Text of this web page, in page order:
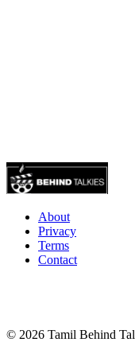
About
Privacy
Terms
Contact
© 2026 Tamil Behind